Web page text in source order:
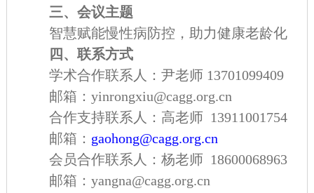
三、 会议主题
智慧赋能慢性病防控，助力健康老龄化
四 、联系方式
学术合作联系人： 尹老师 13701099409
邮箱： yinrongxiu@cagg.org.cn
合作支持联系人：高老师 13911001754
邮箱： gaohong@cagg.org.cn
会员合作联系人：杨老师 18600068963
邮箱：yangna@cagg.org.cn